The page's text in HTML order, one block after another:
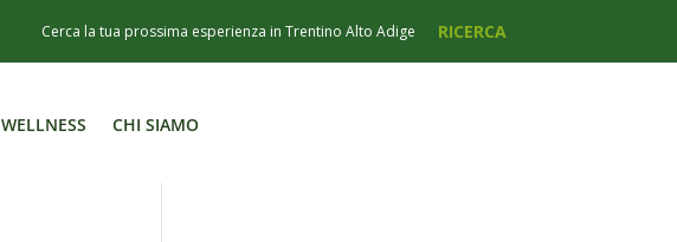
WELLNESS CHI SIAMO